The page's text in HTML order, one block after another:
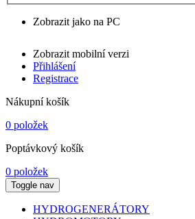
Zobrazit jako na PC
Zobrazit mobilní verzi
Přihlášení
Registrace
Nákupní košík
0 položek
Poptávkový košík
0 položek
Toggle nav
HYDROGENERÁTORY